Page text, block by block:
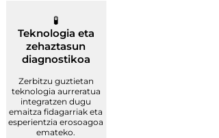
🧪
Teknologia eta
zehaztasun
diagnostikoa
Zerbitzu guztietan
teknologia aurreratua
integratzen dugu
emaitza fidagarriak eta
esperientzia erosoagoa
emateko.